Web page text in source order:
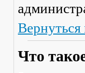
Вернуться
Что